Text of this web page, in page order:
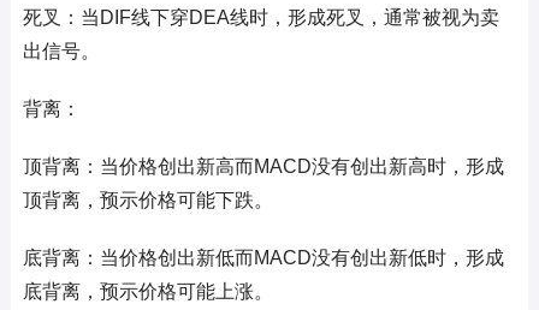
死叉：当DIF线下穿DEA线时，形成死叉，通常被视为卖
出信号。
背离：
顶背离：当价格创出新高而MACD没有创出新高时，形成
顶背离，预示价格可能下跌。
底背离：当价格创出新低而MACD没有创出新低时，形成
底背离，预示价格可能上涨。